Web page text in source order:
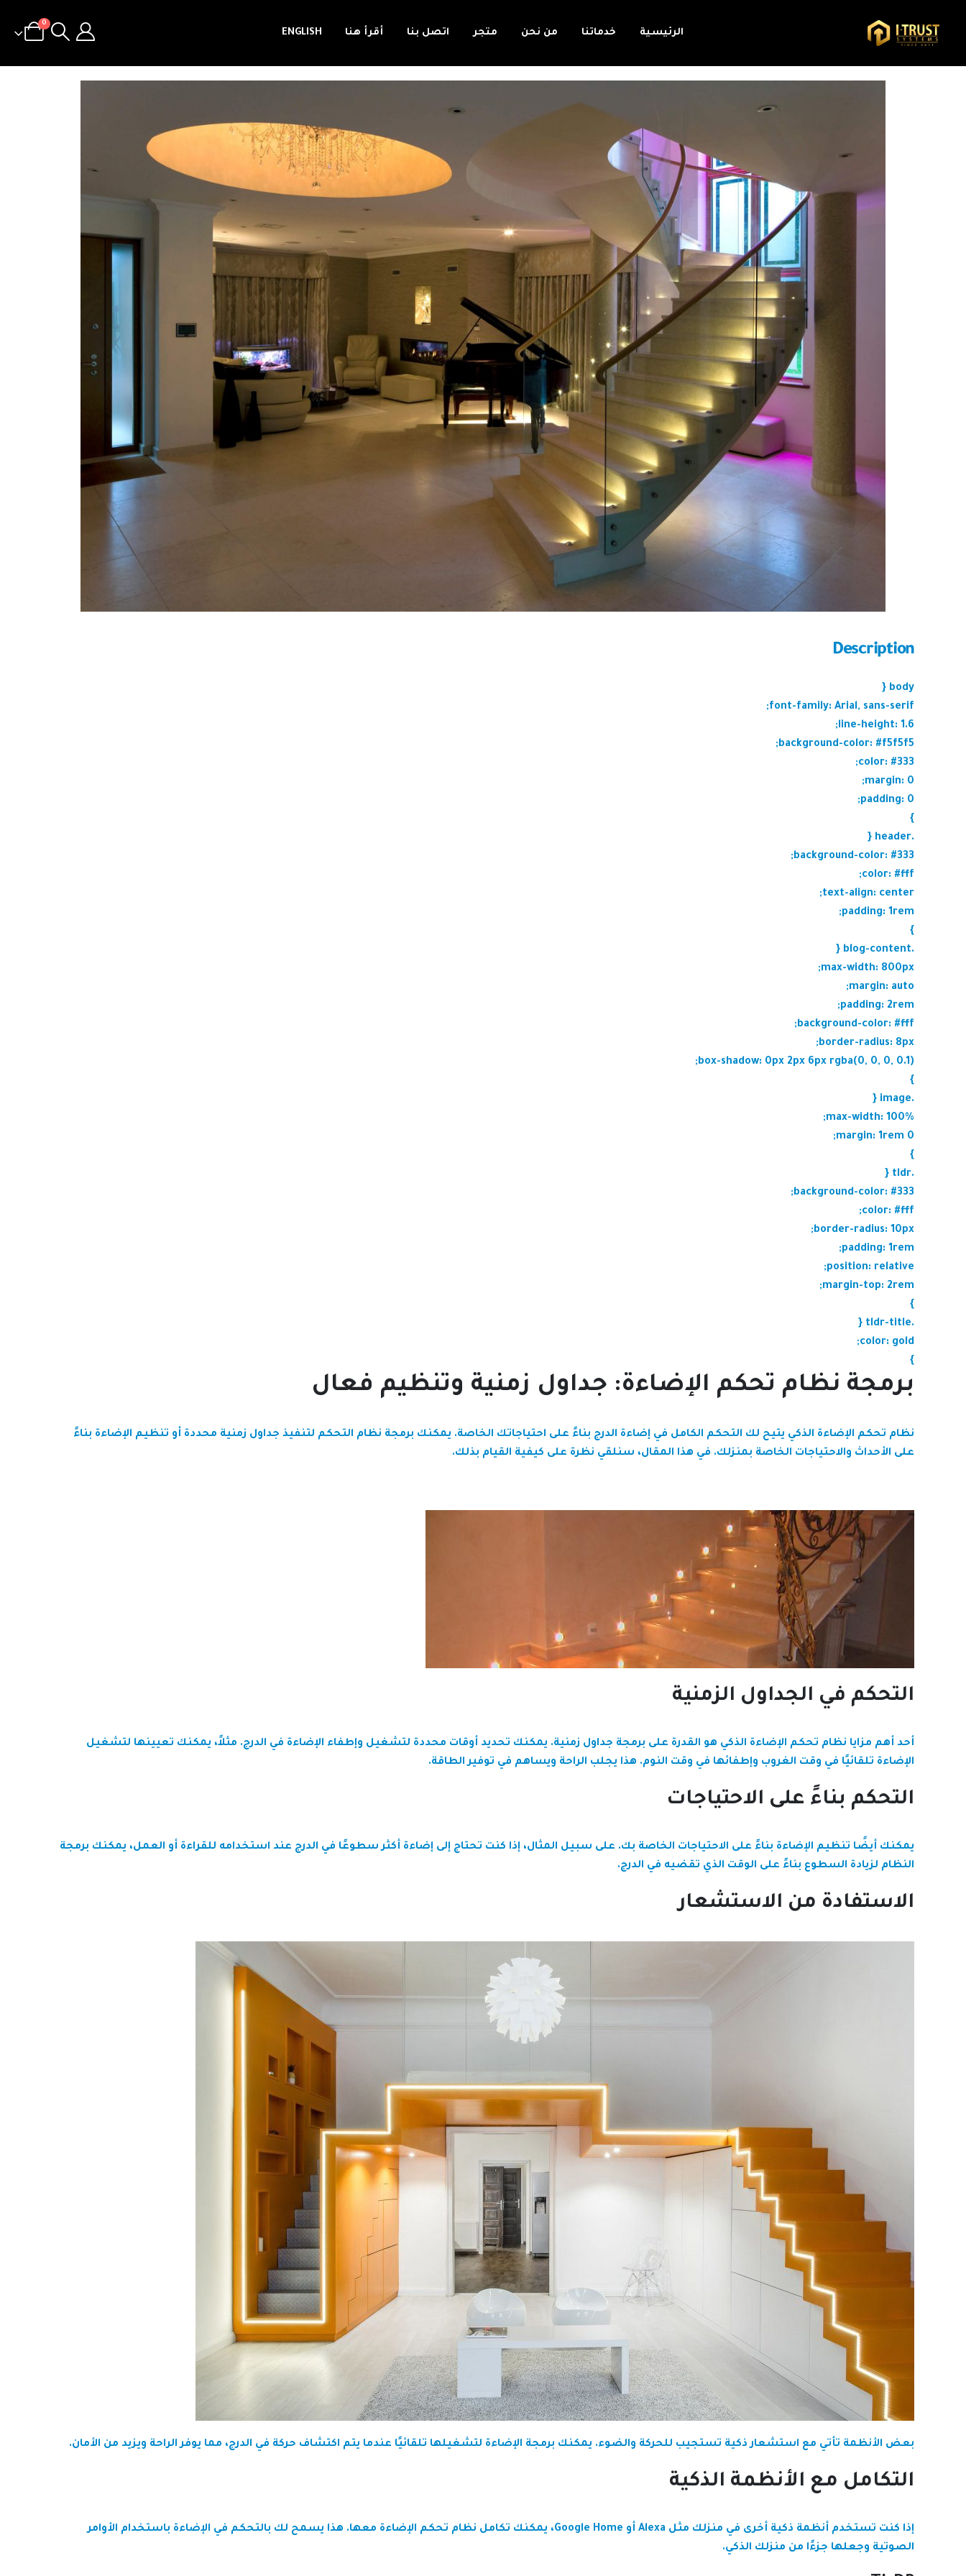
الرئيسية خدماتنا من نحن متجر اتصل بنا أقرأ هنا ENGLISH
0
Description
body {
font-family: Arial, sans-serif;
line-height: 1.6;
background-color: #f5f5f5;
color: #333;
margin: 0;
padding: 0;
}
.header {
background-color: #333;
color: #fff;
text-align: center;
padding: 1rem;
}
.blog-content {
max-width: 800px;
margin: auto;
padding: 2rem;
background-color: #fff;
border-radius: 8px;
box-shadow: 0px 2px 6px rgba(0, 0, 0, 0.1);
}
.image {
max-width: 100%;
margin: 1rem 0;
}
.tldr {
background-color: #333;
color: #fff;
border-radius: 10px;
padding: 1rem;
position: relative;
margin-top: 2rem;
}
.tldr-title {
color: gold;
}
برمجة نظام تحكم الإضاءة: جداول زمنية وتنظيم فعال
نظام تحكم الإضاءة الذكي يتيح لك التحكم الكامل في إضاءة الدرج بناءً على احتياجاتك الخاصة. يمكنك برمجة نظام التحكم لتنفيذ جداول زمنية محددة أو تنظيم الإضاءة بناءً
على الأحداث والاحتياجات الخاصة بمنزلك. في هذا المقال، سنلقي نظرة على كيفية القيام بذلك.
التحكم في الجداول الزمنية
أحد أهم مزايا نظام تحكم الإضاءة الذكي هو القدرة على برمجة جداول زمنية. يمكنك تحديد أوقات محددة لتشغيل وإطفاء الإضاءة في الدرج. مثلاً، يمكنك تعيينها لتشغيل
الإضاءة تلقائيًا في وقت الغروب وإطفائها في وقت النوم. هذا يجلب الراحة ويساهم في توفير الطاقة.
التحكم بناءً على الاحتياجات
يمكنك أيضًا تنظيم الإضاءة بناءً على الاحتياجات الخاصة بك. على سبيل المثال، إذا كنت تحتاج إلى إضاءة أكثر سطوعًا في الدرج عند استخدامه للقراءة أو العمل، يمكنك برمجة
النظام لزيادة السطوع بناءً على الوقت الذي تقضيه في الدرج.
الاستفادة من الاستشعار
بعض الأنظمة تأتي مع استشعار ذكية تستجيب للحركة والضوء. يمكنك برمجة الإضاءة لتشغيلها تلقائيًا عندما يتم اكتشاف حركة في الدرج، مما يوفر الراحة ويزيد من الأمان.
التكامل مع الأنظمة الذكية
إذا كنت تستخدم أنظمة ذكية أخرى في منزلك مثل Alexa أو Google Home، يمكنك تكامل نظام تحكم الإضاءة معها. هذا يسمح لك بالتحكم في الإضاءة باستخدام الأوامر
الصوتية وجعلها جزءًا من منزلك الذكي.